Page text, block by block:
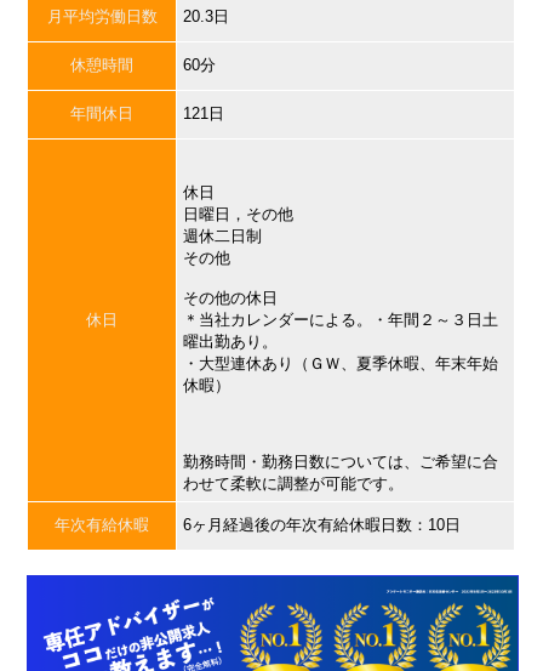
月平均労働日数 20.3日
休憩時間 60分
年間休日 121日
休日
休日
日曜日，その他
週休二日制
その他
その他の休日
＊当社カレンダーによる。・年間２～３日土
曜出勤あり。
・大型連休あり（ＧＷ、夏季休暇、年末年始
休暇）
勤務時間・勤務日数については、ご希望に合
わせて柔軟に調整が可能です。
年次有給休暇 6ヶ月経過後の年次有給休暇日数：10日